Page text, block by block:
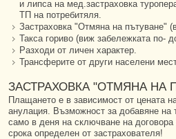
и липса на мед.застраховка
ТП на потребитяля.
Застраховка "Отмяна на пътуване"
Такса гориво (виж забележката по-
Разходи от личен характер.
Трансферите от други населени
ЗАСТРАХОВКА "ОТМЯНА НА
Плащането е в зависимост от цената
анулация. Възможност за добавяне на
само в деня на сключване на договора
срока определен от застрахователя!